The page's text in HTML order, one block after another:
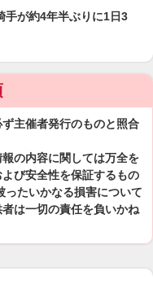
手が約4年半ぶりに1日3
主催者発行のものと照合
の内容に関しては万全を
び安全性を保証するもの
たいかなる損害について
は一切の責任を負いかね